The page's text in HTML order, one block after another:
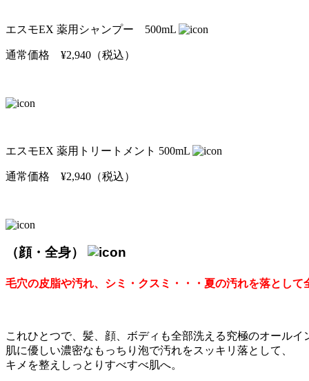
エスモEX 薬用シャンプー 500mL
通常価格 ¥2,940（税込）
エスモEX 薬用トリートメント 500mL
通常価格 ¥2,940（税込）
（顔・全身）
毛穴の皮脂や汚れ、シミ・クスミ・・・夏の汚れを落として
これひとつで、髪、顔、ボディも全部洗える究極のオールイ
肌に優しい濃密なもっちり泡で汚れをスッキリ落として、
キメを整えしっとりすべすべ肌へ。